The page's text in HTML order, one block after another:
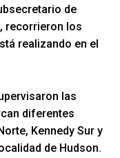
de
recorrieron los
realizando en el
las
diferentes
Kennedy Sur y
de Hudson.